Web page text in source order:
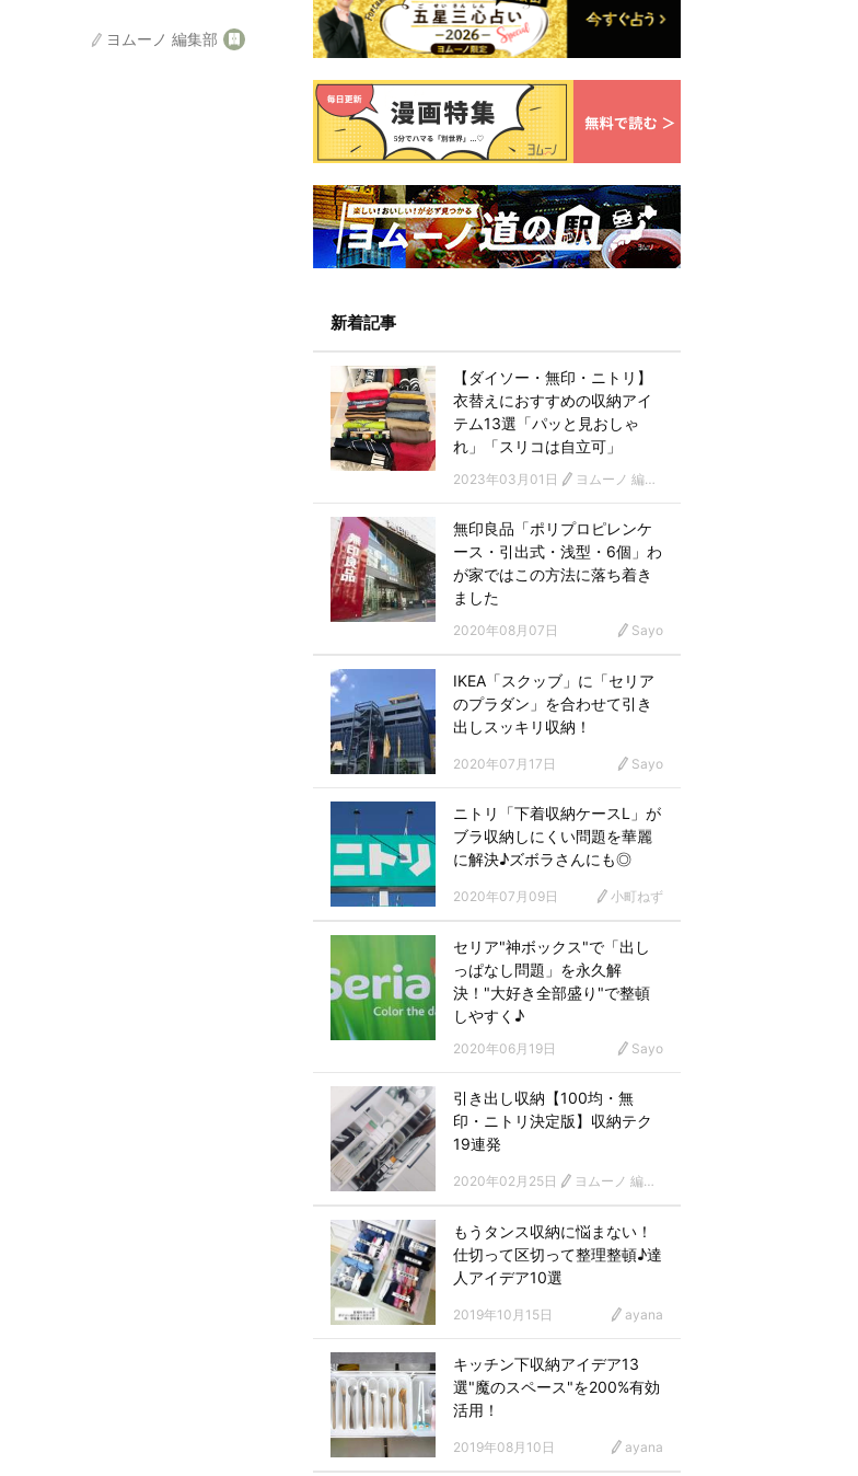
ヨムーノ 編集部
新着記事
【ダイソー・無印・ニトリ】
衣替えにおすすめの収納アイ
テム13選「パッと見おしゃ
れ」「スリコは自立可」
2023年03月01日 ヨムーノ 編集部
無印良品「ポリプロピレンケ
ース・引出式・浅型・6個」わ
が家ではこの方法に落ち着き
ました
2020年08月07日 Sayo
IKEA「スクッブ」に「セリア
のプラダン」を合わせて引き
出しスッキリ収納！
2020年07月17日 Sayo
ニトリ「下着収納ケースL」が
ブラ収納しにくい問題を華麗
に解決♪ズボラさんにも◎
2020年07月09日 小町ねず
セリア"神ボックス"で「出し
っぱなし問題」を永久解
決！"大好き全部盛り"で整頓
しやすく♪
2020年06月19日 Sayo
引き出し収納【100均・無
印・ニトリ決定版】収納テク
19連発
2020年02月25日 ヨムーノ 編集部
もうタンス収納に悩まない！
仕切って区切って整理整頓♪達
人アイデア10選
2019年10月15日 ayana
キッチン下収納アイデア13
選"魔のスペース"を200%有効
活用！
2019年08月10日 ayana